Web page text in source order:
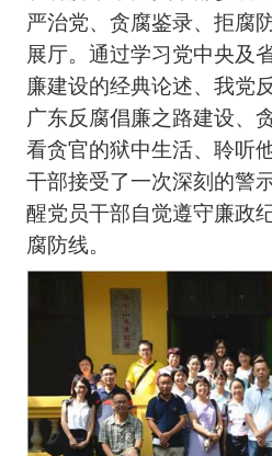
严治党、贪腐鉴录、拒腐
展厅。通过学习党中央及
廉建设的经典论述、我党
广东反腐倡廉之路建设、
看贪官的狱中生活、聆听
干部接受了一次深刻的警
醒党员干部自觉遵守廉政
腐防线。